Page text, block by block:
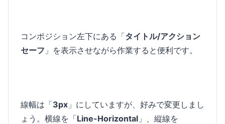
コンポジション左下にある「タイトル/アクション
セーフ 」を表示させながら作業すると便利です。
線幅は「3px 」にしていますが、好みで変更しまし
ょう。横線を「Line-Horizontal 」、縦線を